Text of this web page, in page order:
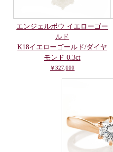
エンジェルボウ イエローゴー
ルド
K18イエローゴールド/ダイヤ
モンド 0.3ct
￥327,000